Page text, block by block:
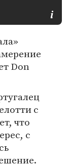
Don
с
что
с